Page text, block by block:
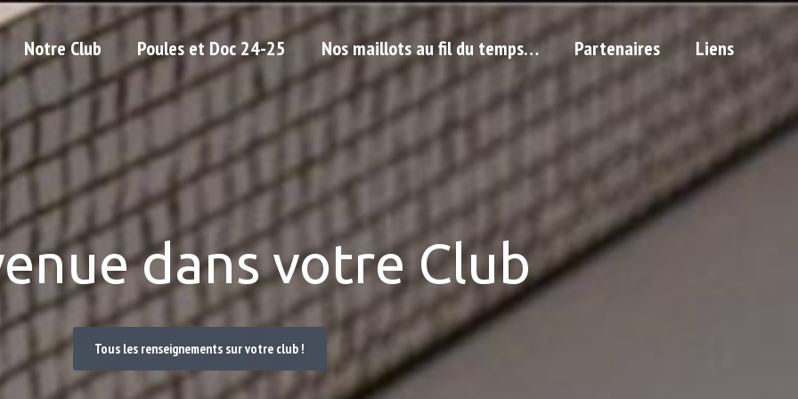
Notre Club Poules et Doc 24-25 Nos maillots au fil du temps… Partenaires Liens
dans votre Club
Tous les renseignements sur votre club !